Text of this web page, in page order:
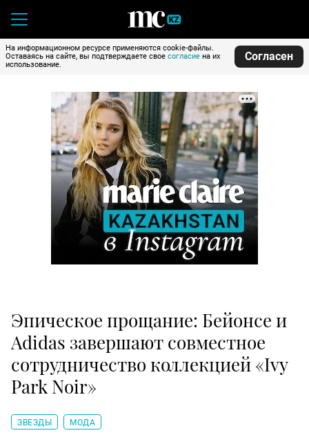
На информационном ресурсе применяются cookie-файлы.
Оставаясь на сайте, вы подтверждаете свое согласие на их
использование.
Согласен
Эпическое прощание: Бейонсе и
Adidas завершают совместное
сотрудничество коллекцией «Ivy
Park Noir»
ЗВЕЗДЫ МОДА